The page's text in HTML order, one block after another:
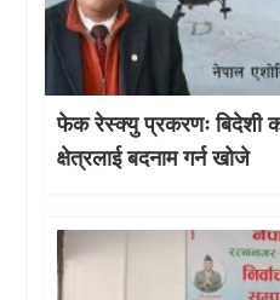
फेक रेस्क्यु प्रकरणः बिदेशी
क्षेत्रलाई बदनाम गर्न खोजे